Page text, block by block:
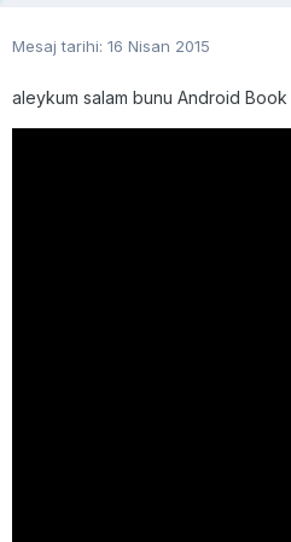
Mesaj tarihi: 16 Nisan 2015
aleykum salam bunu Android